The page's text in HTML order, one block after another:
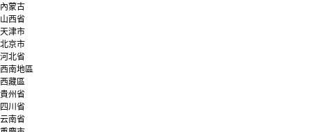
內蒙古
山西省
天津市
北京市
河北省
西南地區
西藏區
貴州省
四川省
云南省